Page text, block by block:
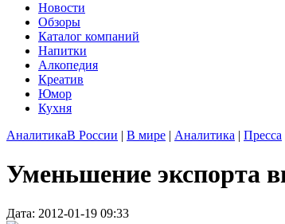
Новости
Обзоры
Каталог компаний
Напитки
Алкопедия
Креатив
Юмор
Кухня
АналитикаВ России | В мире | Аналитика | Пресса
Уменьшение экспорта
Дата: 2012-01-19 09:33